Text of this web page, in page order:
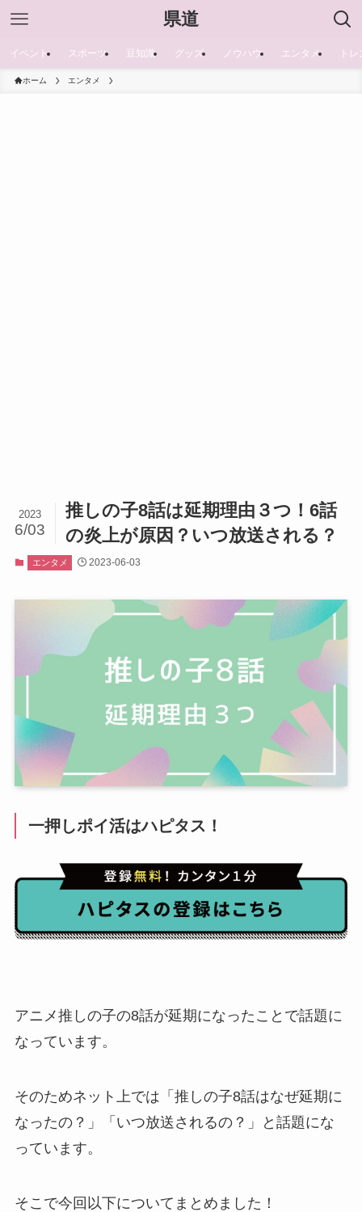
県道
イベント スポーツ 豆知識 グッズ ノウハウ エンタメ ト
ホーム エンタメ
推しの子8話は延期理由３つ！6話
の炎上が原因？いつ放送される？
2023
6/03
エンタメ 2023-06-03
一押しポイ活はハピタス！
アニメ推しの子の8話が延期になったことで話題に
なっています。
そのためネット上では「推しの子8話はなぜ延期に
なったの？」「いつ放送されるの？」と話題にな
っています。
そこで今回以下についてまとめました！